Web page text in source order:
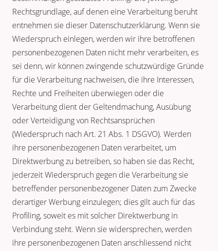
Rechtsgrundlage, auf denen eine Verarbeitung beruht
entnehmen sie dieser Datenschutzerklärung. Wenn sie
Wiederspruch einlegen, werden wir ihre betroffenen
personenbezogenen Daten nicht mehr verarbeiten, es
sei denn, wir können zwingende schutzwürdige Gründe
für die Verarbeitung nachweisen, die ihre Interessen,
Rechte und Freiheiten überwiegen oder die
Verarbeitung dient der Geltendmachung, Ausübung
oder Verteidigung von Rechtsansprüchen
(Wiederspruch nach Art. 21 Abs. 1 DSGVO). Werden
ihre personenbezogenen Daten verarbeitet, um
Direktwerbung zu betreiben, so haben sie das Recht,
jederzeit Wiederspruch gegen die Verarbeitung sie
betreffender personenbezogener Daten zum Zwecke
derartiger Werbung einzulegen; dies gilt auch für das
Profiling, soweit es mit solcher Direktwerbung in
Verbindung steht. Wenn sie widersprechen, werden
ihre personenbezogenen Daten anschliessend nicht